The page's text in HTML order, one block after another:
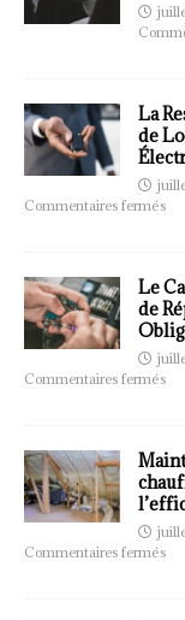
La
de
Commentaires fermés
Le
de
Commentaires fermés
Commentaires fermés